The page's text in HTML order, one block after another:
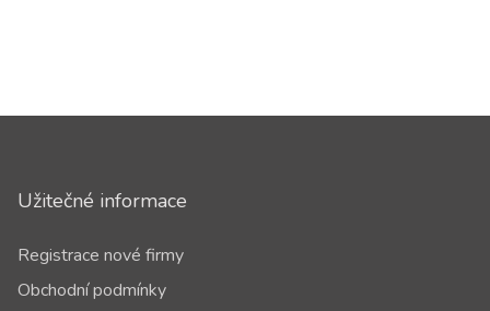
Užitečné informace
Registrace nové firmy
Obchodní podmínky